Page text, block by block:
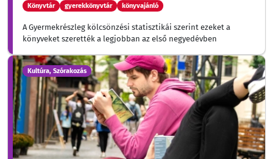
Könyvtár gyerekkönyvtár könyvajánló
A Gyermekrészleg kölcsönzési statisztikái szerint ezeket a
könyveket szerették a legjobban az első negyedévben
Kultúra, Szórakozás